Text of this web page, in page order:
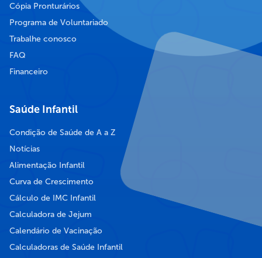
Cópia Pronturários
Programa de Voluntariado
Trabalhe conosco
FAQ
Financeiro
Saúde Infantil
Condição de Saúde de A a Z
Notícias
Alimentação Infantil
Curva de Crescimento
Cálculo de IMC Infantil
Calculadora de Jejum
Calendário de Vacinação
Calculadoras de Saúde Infantil